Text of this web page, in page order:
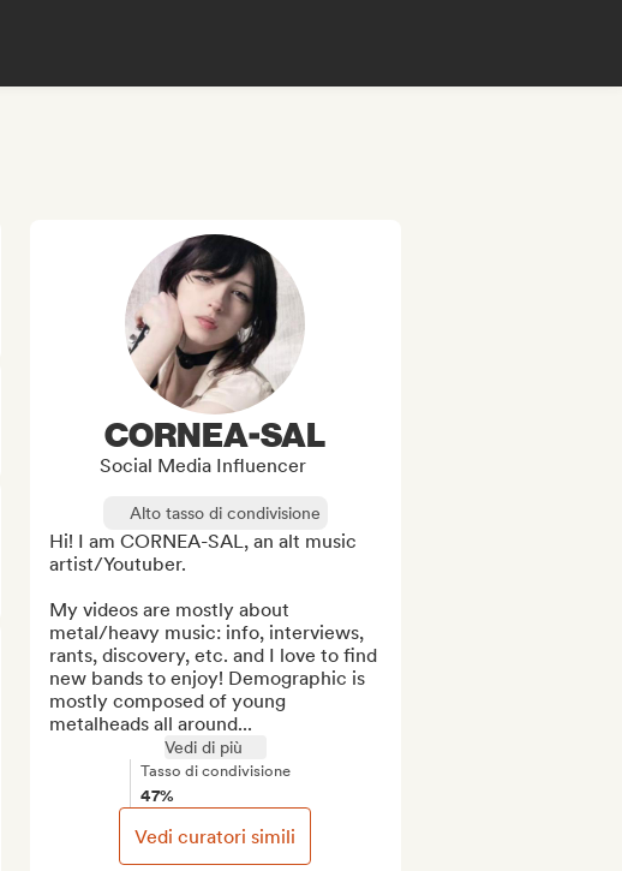
CORNEA-SAL
Social Media Influencer
Alto tasso di condivisione
Hi! I am CORNEA-SAL, an alt music
artist/Youtuber.
My videos are mostly about
metal/heavy music: info, interviews,
rants, discovery, etc. and I love to find
new bands to enjoy! Demographic is
mostly composed of young
metalheads all around...
Vedi di più
Tasso di condivisione
47%
Vedi curatori simili